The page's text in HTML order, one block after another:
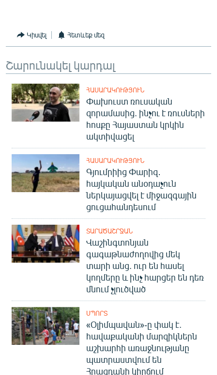
Կիսվել Հետևեք մեզ
Շարունակել կարդալ
ՀԱՍԱՐԱԿՈՒԹՅՈՒՆ
Փախուստ ռուսական
զորամասից. ինչու է ռուսների
հոսքը Հայաստան կրկին
ակտիվացել
ՀԱՍԱՐԱԿՈՒԹՅՈՒՆ
Գյումրիից Փարիզ․
հայկական անօդաչուն
ներկայացվել է միջազգային
ցուցահանդեսում
ՏԱՐԱԾԱՇՐՋԱՆ
Վաշինգտոնյան
գագաթնաժողովից մեկ
տարի անց. ուր են հասել
կողմերը և ինչ հարցեր են դեռ
մնում չլուծված
ՍՊՈՐՏ
«Օլիմպավան»-ը փակ է.
հավաքականի մարզիկներն
աշխարհի առաջնությանը
պատրաստվում են
Հրազդանի կիրճում